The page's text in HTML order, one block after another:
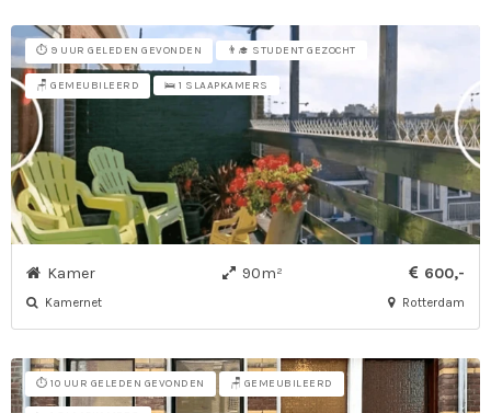
⏱️ 9 UUR GELEDEN GEVONDEN 👨‍🎓 STUDENT GEZOCHT
🪑 GEMEUBILEERD 🛌 1 SLAAPKAMERS
Kamer 90m² 600,-
Kamernet Rotterdam
⏱️ 10 UUR GELEDEN GEVONDEN 🪑 GEMEUBILEERD